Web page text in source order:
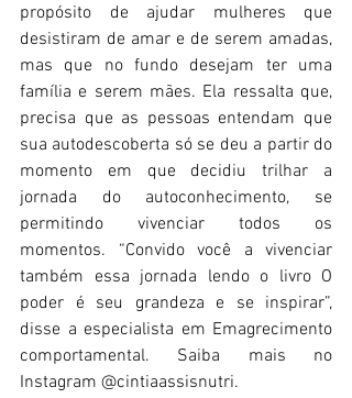
propósito de ajudar mulheres que
desistiram de amar e de serem amadas,
mas que no fundo desejam ter uma
família e serem mães. Ela ressalta que,
precisa que as pessoas entendam que
sua autodescoberta só se deu a partir do
momento em que decidiu trilhar a
jornada do autoconhecimento, se
permitindo vivenciar todos os
momentos. “Convido você a vivenciar
também essa jornada lendo o livro O
poder é seu grandeza e se inspirar”,
disse a especialista em Emagrecimento
comportamental. Saiba mais no
Instagram @cintiaassisnutri.